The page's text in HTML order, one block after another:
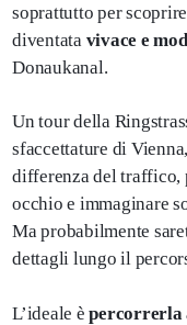
soprattutto per
diventata vivace e
Donaukanal.
Un tour della
sfaccettature di
differenza del traffico,
occhio e immaginare
Ma probabilmente
dettagli lungo il
L’ideale èpercorrerla